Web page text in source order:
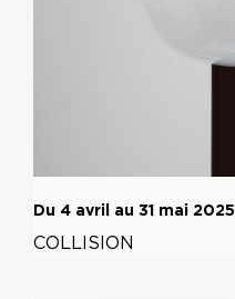
Du 4 avril au 31 mai 2025
COLLISION